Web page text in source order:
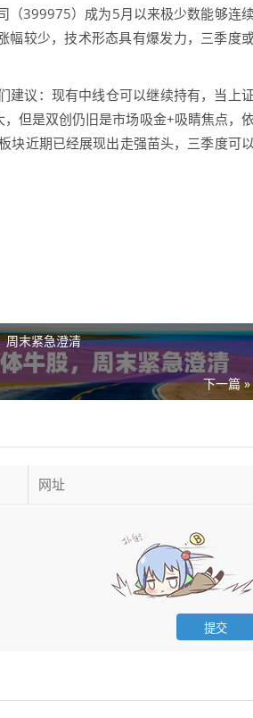
（399975）成为5月以来极少数能够连续
幅较少，技术形态具有爆发力，三季度
议：现有中线仓可以继续持有，当上证
但是双创仍旧是市场吸金+吸睛焦点，
块近期已经展现出走强苗头，三季度可以
周末紧急澄清
下一篇 »